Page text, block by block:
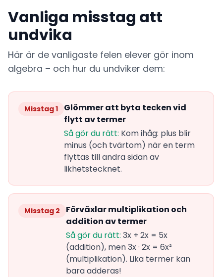
Vanliga misstag att
undvika
Här är de vanligaste felen elever gör inom
algebra – och hur du undviker dem:
Misstag 1
Glömmer att byta tecken vid
flytt av termer
Så gör du rätt: Kom ihåg: plus blir
minus (och tvärtom) när en term
flyttas till andra sidan av
likhetstecknet.
Misstag 2
Förväxlar multiplikation och
addition av termer
Så gör du rätt: 3x + 2x = 5x
(addition), men 3x · 2x = 6x²
(multiplikation). Lika termer kan
bara adderas!